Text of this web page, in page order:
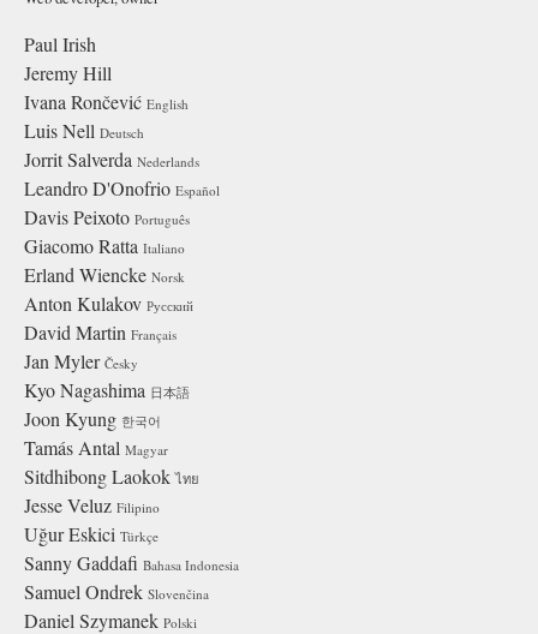
Paul Irish
Jeremy Hill
Ivana Rončević English
Luis Nell Deutsch
Jorrit Salverda Nederlands
Leandro D'Onofrio Español
Davis Peixoto Português
Giacomo Ratta Italiano
Erland Wiencke Norsk
Anton Kulakov Русский
David Martin Français
Jan Myler Česky
Kyo Nagashima 日本語
Joon Kyung 한국어
Tamás Antal Magyar
Sitdhibong Laokok ไทย
Jesse Veluz Filipino
Uğur Eskici Türkçe
Sanny Gaddafi Bahasa Indonesia
Samuel Ondrek Slovenčina
Daniel Szymanek Polski